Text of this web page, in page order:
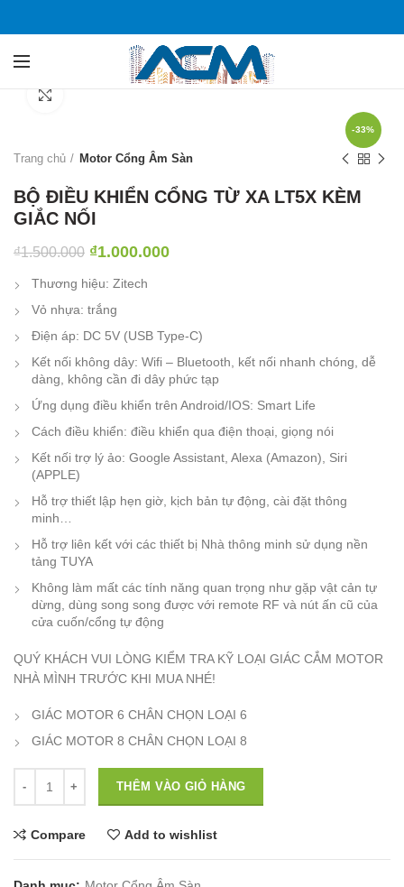
-33%
Trang chủ Motor Cổng Âm Sàn
BỘ ĐIỀU KHIỂN CỔNG TỪ XA LT5X KÈM
GIẮC NỐI
₫1.500.000 ₫1.000.000
Thương hiệu: Zitech
Vỏ nhựa: trắng
Điện áp: DC 5V (USB Type-C)
Kết nối không dây: Wifi – Bluetooth, kết nối nhanh chóng, dễ
dàng, không cần đi dây phức tạp
Ứng dụng điều khiển trên Android/IOS: Smart Life
Cách điều khiển: điều khiển qua điện thoại, giọng nói
Kết nối trợ lý ảo: Google Assistant, Alexa (Amazon), Siri
(APPLE)
Hỗ trợ thiết lập hẹn giờ, kịch bản tự động, cài đặt thông
minh…
Hỗ trợ liên kết với các thiết bị Nhà thông minh sử dụng nền
tảng TUYA
Không làm mất các tính năng quan trọng như gặp vật cản tự
dừng, dùng song song được với remote RF và nút ấn cũ của
cửa cuốn/cổng tự động
QUÝ KHÁCH VUI LÒNG KIỂM TRA KỸ LOẠI GIÁC CẮM MOTOR
NHÀ MÌNH TRƯỚC KHI MUA NHÉ!
GIÁC MOTOR 6 CHÂN CHỌN LOẠI 6
GIÁC MOTOR 8 CHÂN CHỌN LOẠI 8
THÊM VÀO GIỎ HÀNG
Compare Add to wishlist